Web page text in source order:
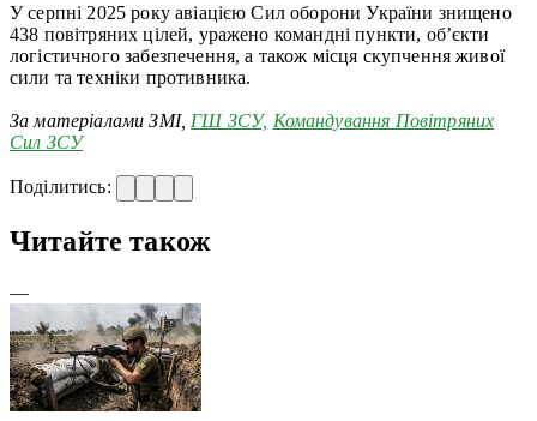
У серпні 2025 року авіацією Сил оборони України знищено
438 повітряних цілей, уражено командні пункти, об’єкти
логістичного забезпечення, а також місця скупчення живої
сили та техніки противника.
За матеріалами ЗМІ, ГШ ЗСУ, Командування Повітряних
Сил ЗСУ
Поділитись:
Читайте також
—